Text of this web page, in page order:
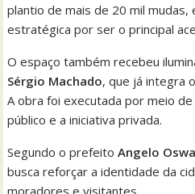
plantio de mais de 20 mil mudas,
estratégica por ser o principal
O espaço também recebeu
Sérgio Machado, que já integra
A obra foi executada por meio
público e a iniciativa privada.
Segundo o prefeitoAngelo
busca reforçar a identidade da
moradores e visitantes.